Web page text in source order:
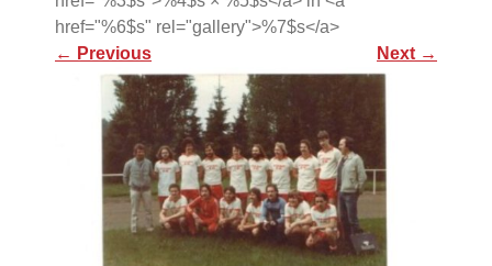
href="%6$s" rel="gallery">%7$s</a>
← Previous Next →